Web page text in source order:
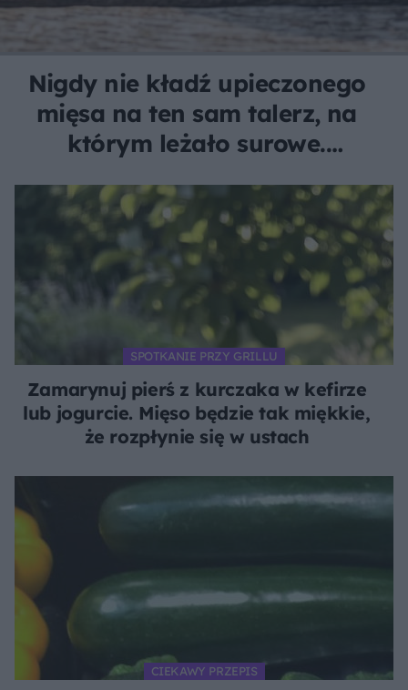
Nigdy nie kładź upieczonego
mięsa na ten sam talerz, na
którym leżało surowe.
rodziny
SPOTKANIE PRZY GRILLU
Zamarynuj pierś z kurczaka w kefirze
lub jogurcie. Mięso będzie tak miękkie,
że rozpłynie się w ustach
CIEKAWY PRZEPIS